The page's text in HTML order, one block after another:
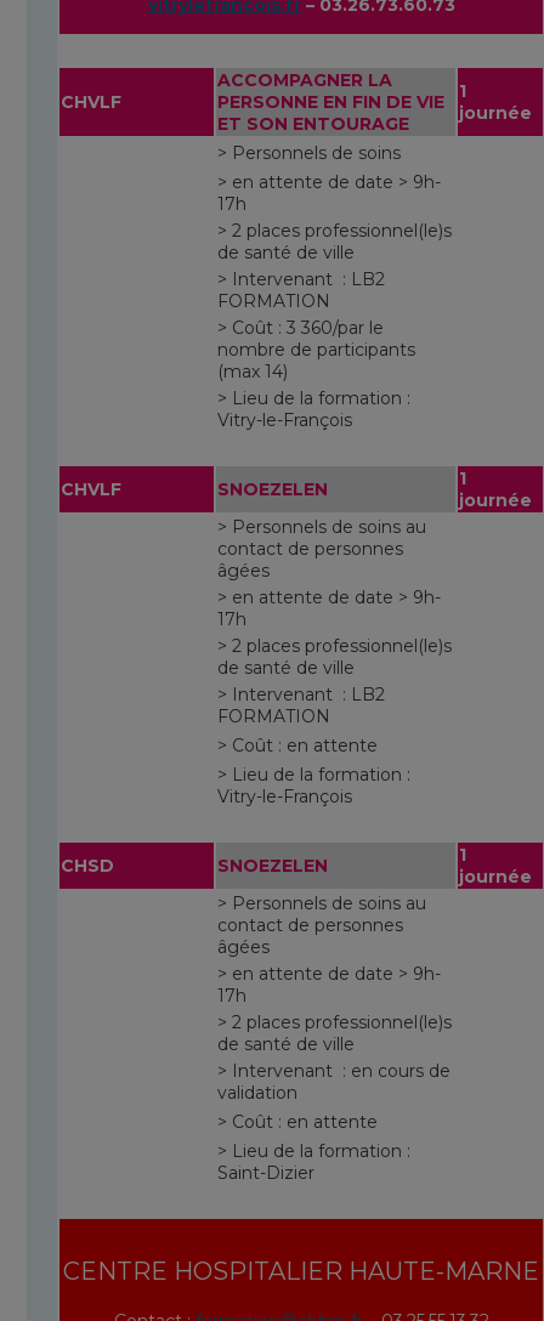
vitrylefrancois.fr– 03.26.73.60.73
CHVLF
ACCOMPAGNER LA
PERSONNE EN FIN DE VIE
ET SON ENTOURAGE
1
journée
> Personnels de soins
> en attente de date > 9h-
17h
> 2 places professionnel(le)s
de santé de ville
> Intervenant : LB2
FORMATION
> Coût : 3 360/par le
nombre de participants
(max 14)
> Lieu de la formation :
Vitry-le-François
CHVLF SNOEZELEN
1
journée
> Personnels de soins au
contact de personnes
âgées
> en attente de date > 9h-
17h
> 2 places professionnel(le)s
de santé de ville
> Intervenant : LB2
FORMATION
> Coût : en attente
> Lieu de la formation :
Vitry-le-François
CHSD SNOEZELEN
1
journée
> Personnels de soins au
contact de personnes
âgées
> en attente de date > 9h-
17h
> 2 places professionnel(le)s
de santé de ville
> Intervenant : en cours de
validation
> Coût : en attente
> Lieu de la formation :
Saint-Dizier
CENTRE HOSPITALIER HAUTE-MARNE